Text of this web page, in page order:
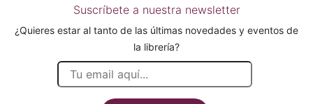
Suscríbete a nuestra newsletter
¿Quieres estar al tanto de las últimas novedades y eventos de
la librería?